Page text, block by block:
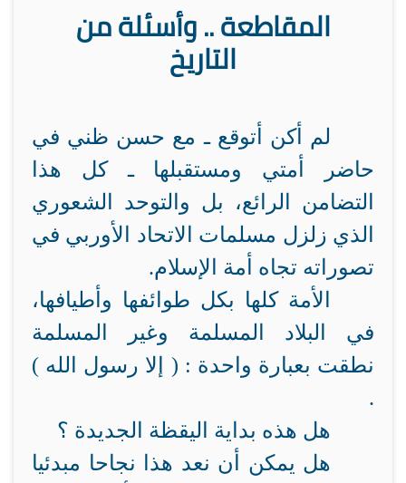
المقاطعة .. وأسئلة من
التاريخ
لم أكن أتوقع ـ مع حسن ظني في
حاضر أمتي ومستقبلها ـ كل هذا
التضامن الرائع، بل والتوحد الشعوري
الذي زلزل مسلمات الاتحاد الأوربي في
تصوراته تجاه أمة الإسلام.
الأمة كلها بكل طوائفها وأطيافها،
في البلاد المسلمة وغير المسلمة
نطقت بعبارة واحدة : ( إلا رسول الله )
.
هل هذه بداية اليقظة الجديدة ؟
هل يمكن أن نعد هذا نجاحا مبدئيا